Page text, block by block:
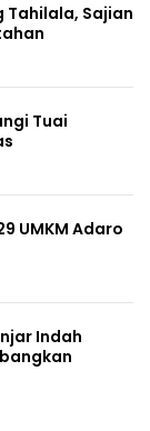
Tahilala, Sajian
Tuai
UMKM Adaro
Indah